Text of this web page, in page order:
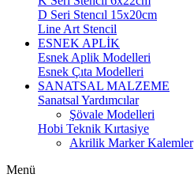
D Seri Stencıl 15x20cm
Line Art Stencil
ESNEK APLİK
Esnek Aplik Modelleri
Esnek Çıta Modelleri
SANATSAL MALZEME
Sanatsal Yardımcılar
Şövale Modelleri
Hobi Teknik Kırtasiye
Akrilik Marker Kalemler
Menü